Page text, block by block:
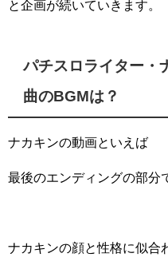
と企画が続いていきます。
パチスロライター・
曲のBGMは？
ナカキンの動画といえば
最後のエンディングの部分
ナカキンの顔と性格に似合